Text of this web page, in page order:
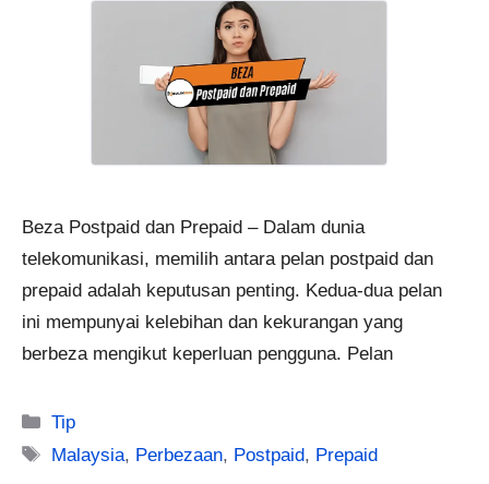
Beza Postpaid dan Prepaid – Dalam dunia
telekomunikasi, memilih antara pelan postpaid dan
prepaid adalah keputusan penting. Kedua-dua pelan
ini mempunyai kelebihan dan kekurangan yang
berbeza mengikut keperluan pengguna. Pelan
Categories
Tip
Tags
Malaysia, Perbezaan, Postpaid, Prepaid